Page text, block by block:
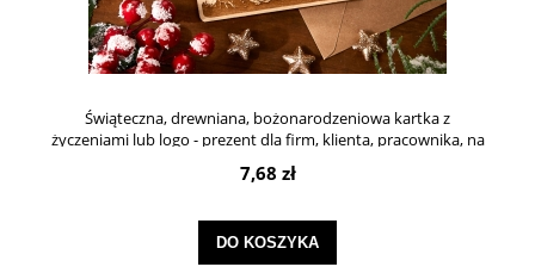
Świąteczna, drewniana, bożonarodzeniowa kartka z
życzeniami lub logo - prezent dla firm, klienta, pracownika, na
mikołajki
7,68 zł
DO KOSZYKA